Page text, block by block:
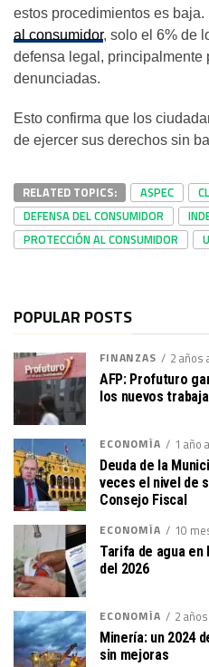
estos procedimientos es
al consumidor, solo el 6% de
defensa legal, principalmente
denunciadas.
Esto confirma que los
de ejercer sus derechos sin
RELATED TOPICS: ASPEC
DEFENSA DEL CONSUMIDOR
PROTECCIÓN AL CONSUMIDOR
POPULAR POSTS
FINANZAS 2 años
AFP: Profuturo
los nuevos
ECONOMÍA 1 año
Deuda de la
veces el nivel de
Consejo Fiscal
ECONOMÍA
10
Tarifa de agua en
del 2026
ECONOMÍA 2
Minería: un 2024
sin mejoras